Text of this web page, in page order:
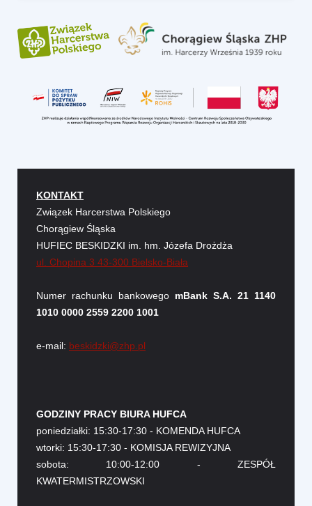
KONTAKT
Związek Harcerstwa Polskiego
Chorągiew Śląska
HUFIEC BESKIDZKI im. hm. Józefa Drożdża
ul. Chopina 3 43-300 Bielsko-Biała
Numer rachunku bankowego mBank S.A. 21 1140
1010 0000 2559 2200 1001
e-mail: beskidzki@zhp.pl
GODZINY PRACY BIURA HUFCA
poniedziałki: 15:30-17:30 - KOMENDA HUFCA
wtorki: 15:30-17:30 - KOMISJA REWIZYJNA
sobota: 10:00-12:00 - ZESPÓŁ
KWATERMISTRZOWSKI